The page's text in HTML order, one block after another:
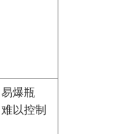
爆瓶
以控制